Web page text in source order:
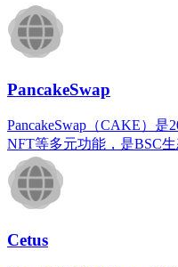
PancakeSwap
PancakeSwap（CAKE）
NFT等多元功能，是BSC生
​Cetus